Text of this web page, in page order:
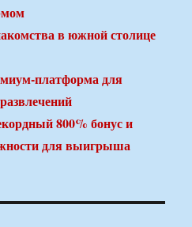
в южной столице
платформа для
800% бонус и
для выигрыша